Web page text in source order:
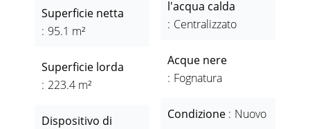
Superficie netta
95.1 m²
Superficie lorda
223.4 m²
Dispositivo di
l'acqua calda
Centralizzato
Acque nere
Fognatura
Condizione Nuovo